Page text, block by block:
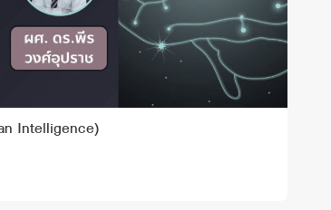
Intelligence)